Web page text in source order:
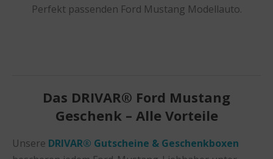
Perfekt passenden Ford Mustang Modellauto.
Das DRIVAR® Ford Mustang
Geschenk – Alle Vorteile
Unsere DRIVAR® Gutscheine & Geschenkboxen